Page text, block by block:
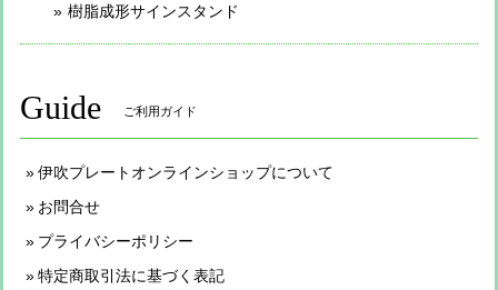
樹脂成形サインスタンド
Guide ご利用ガイド
伊吹プレートオンラインショップについて
お問合せ
プライバシーポリシー
特定商取引法に基づく表記